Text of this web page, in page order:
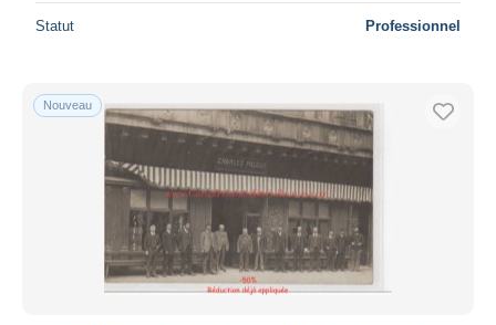
Appliquer
Statut Professionnel
Nouveau